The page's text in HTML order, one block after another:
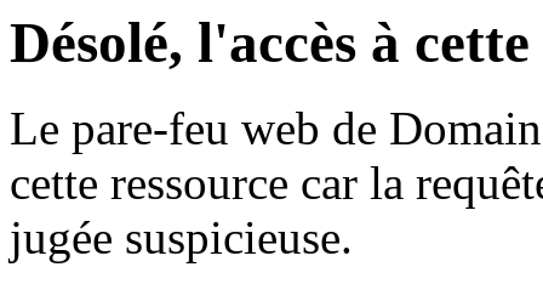
Désolé, l'accès à
Le pare-feu web de
cette ressource car la
jugée suspicieuse.